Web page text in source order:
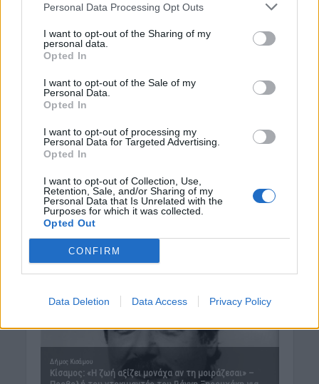
Personal Data Processing Opt Outs
I want to opt-out of the Sharing of my
personal data.
Opted In
I want to opt-out of the Sale of my
Personal Data.
Opted In
I want to opt-out of processing my
Personal Data for Targeted Advertising.
Opted In
I want to opt-out of Collection, Use,
Retention, Sale, and/or Sharing of my
Personal Data that Is Unrelated with the
Purposes for which it was collected.
Opted Out
CONFIRM
Data Deletion Data Access Privacy Policy